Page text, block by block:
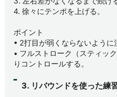
4. 徐々にテンポを上げる。
ポイント
• 2打目が弱くならないように
• フルストローク（スティッ
りコントロールする。
3. リバウンドを使った練